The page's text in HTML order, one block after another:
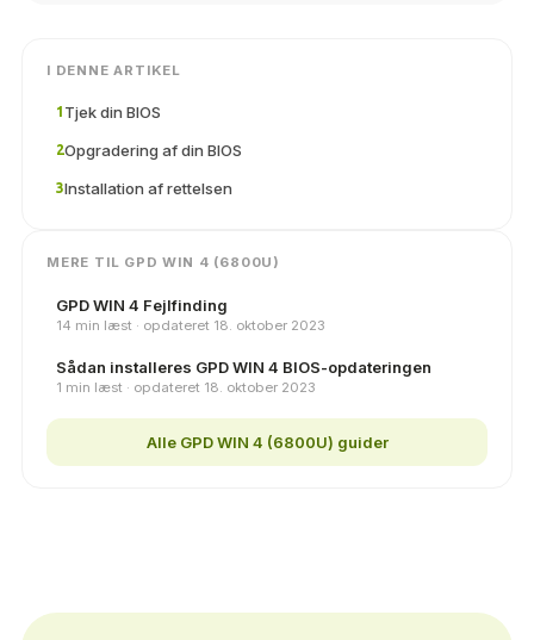
I DENNE ARTIKEL
1 Tjek din BIOS
2Opgradering af din BIOS
3Installation af rettelsen
MERE TIL GPD WIN 4 (6800U)
GPD WIN 4 Fejlfinding
14 min læst · opdateret 18. oktober 2023
Sådan installeres GPD WIN 4 BIOS-opdateringen
1 min læst · opdateret 18. oktober 2023
Alle GPD WIN 4 (6800U) guider